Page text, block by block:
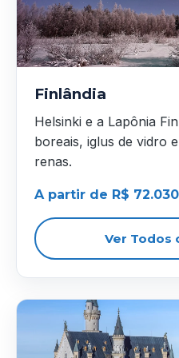
Finlândia
Helsinki e a Lapônia
boreais, iglus de vidro
renas.
A partir de R$ 72.030
Ver Todos